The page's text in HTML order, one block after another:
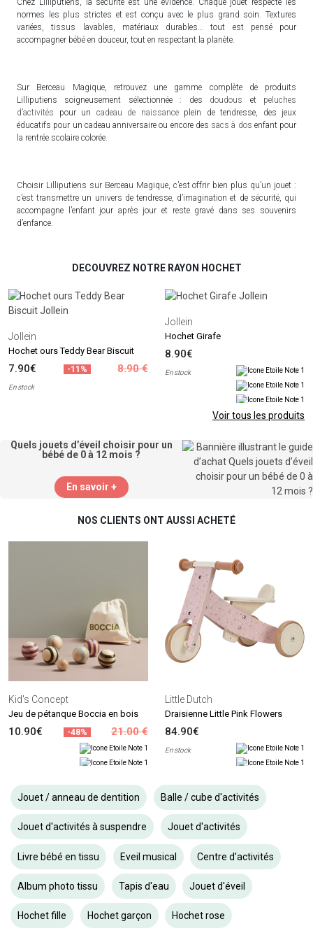
normes les plus strictes et est conçu avec le plus grand soin. Textures
variées, tissus lavables, matériaux durables… tout est pensé pour
accompagner bébé en douceur, tout en respectant la planète.
Sur Berceau Magique, retrouvez une gamme complète de produits
Lilliputiens soigneusement sélectionnée : des doudous et peluches
d’activités pour un cadeau de naissanceplein de tendresse, des jeux
éducatifs pour un cadeau anniversaire ou encore des sacs à dos enfant pour
la rentrée scolaire colorée.
Choisir Lilliputiens sur Berceau Magique, c’est offrir bien plus qu’un jouet :
c’est transmettre un univers de tendresse, d’imagination et de sécurité, qui
accompagne l’enfant jour après jour et reste gravé dans ses souvenirs
d’enfance.
DECOUVREZ NOTRE RAYON HOCHET
Jollein
Hochet ours Teddy Bear Biscuit
7.90€ -11% 8.90 €
En stock
Jollein
Hochet Girafe
8.90€
En stock
Voir tous les produits
Quels jouets d’éveil choisir pour un
bébé de 0 à 12 mois ?
En savoir +
NOS CLIENTS ONT AUSSI ACHETÉ
Kid's Concept
Jeu de pétanque Boccia en bois
10.90€ -48% 21.00 €
Little Dutch
Draisienne Little Pink Flowers
84.90€
En stock
Jouet / anneau de dentition Balle / cube d'activités
Jouet d'activités à suspendre Jouet d'activités
Livre bébé en tissu Eveil musical Centre d'activités
Album photo tissu Tapis d'eau Jouet d'éveil
Hochet fille Hochet garçon Hochet rose